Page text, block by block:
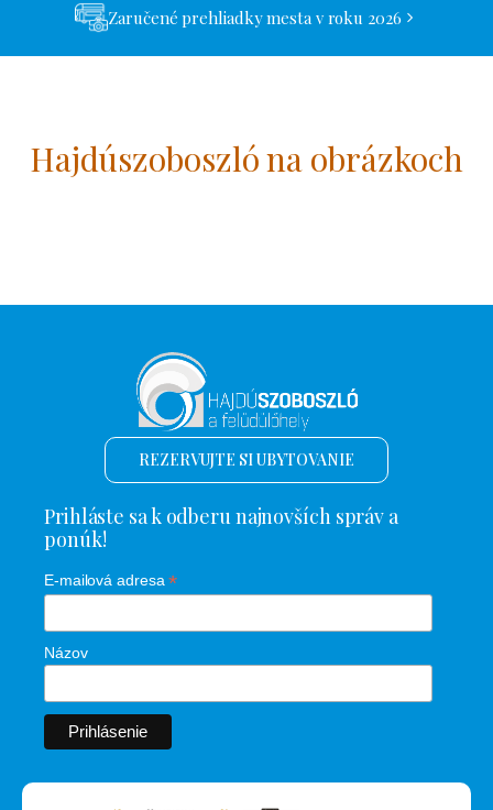
Zaručené prehliadky mesta v roku 2026
Hajdúszoboszló na obrázkoch
REZERVUJTE SI UBYTOVANIE
Prihláste sa k odberu najnovších správ a
ponúk!
E-mailová adresa*
Názov